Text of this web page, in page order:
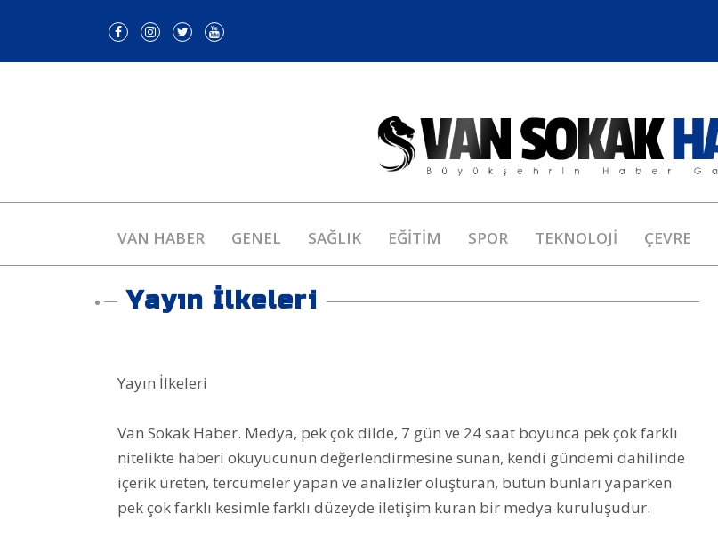
VAN HABER GENEL SAĞLIK EĞİTİM SPOR TEKNOLOJİ ÇEVRE
Yayın İlkeleri
Yayın İlkeleri
Van Sokak Haber. Medya, pek çok dilde, 7 gün ve 24 saat boyunca pek çok farklı
nitelikte haberi okuyucunun değerlendirmesine sunan, kendi gündemi dahilinde
içerik üreten, tercümeler yapan ve analizler oluşturan, bütün bunları yaparken
pek çok farklı kesimle farklı düzeyde iletişim kuran bir medya kuruluşudur.